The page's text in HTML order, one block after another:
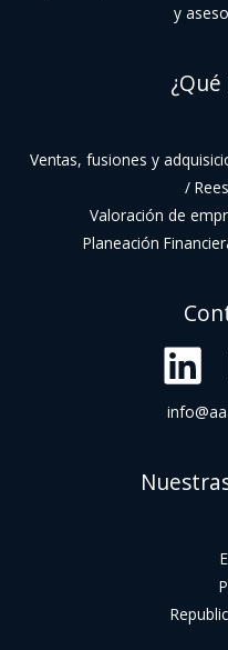
y
Ventas, fusiones y
/
Valoración de
Planeación